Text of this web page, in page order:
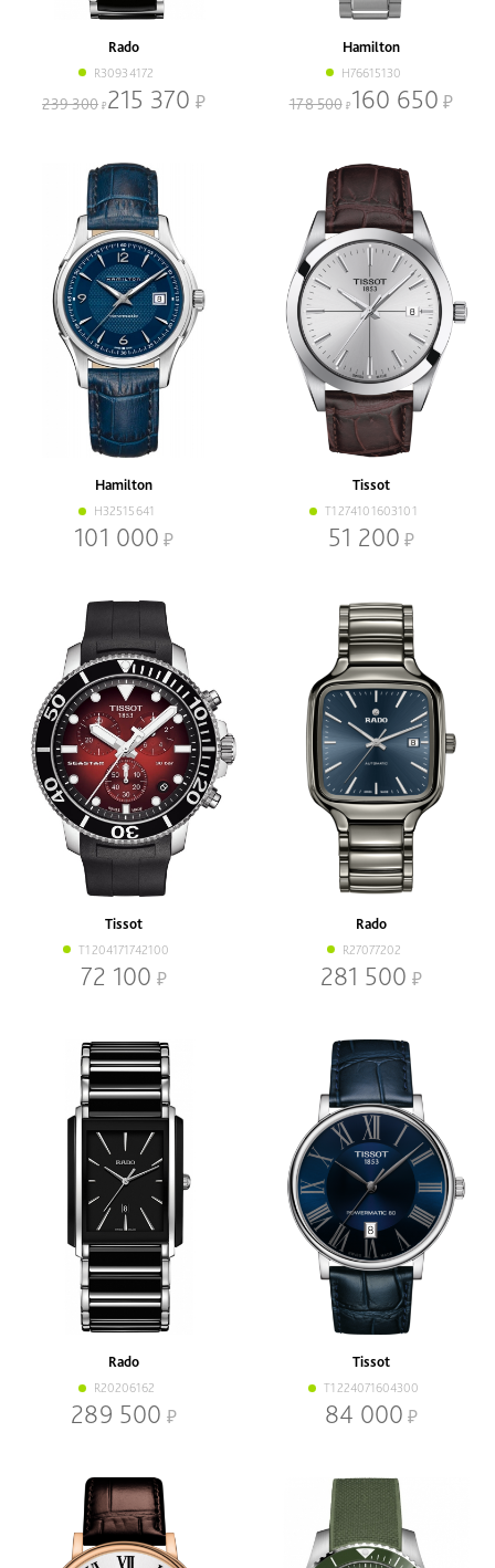
Наличие
В наличии
Кварцевый
Механический
Браслет
Диаметр, мм
Rado
R30934172
239 300 215 370
Hamilton
H76615130
178 500 160 650
Hamilton
H32515641
101 000
Tissot
T1274101603101
51 200
Tissot
T1204171742100
72 100
Rado
R27077202
281 500
Rado
R20206162
289 500
Tissot
T1224071604300
84 000